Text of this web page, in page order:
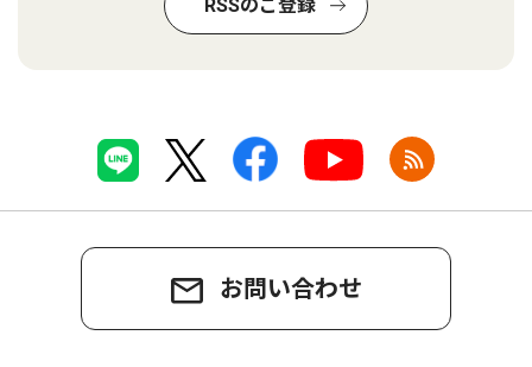
RSSのご登録
お問い合わせ